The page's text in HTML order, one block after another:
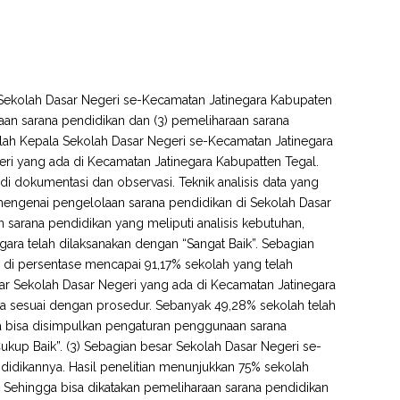
Dasar Negeri se-Kecamatan Jatinegara Kabupaten
sarana pendidikan dan (3) pemeliharaan sarana
Kepala Sekolah Dasar Negeri se-Kecamatan Jatinegara
yang ada di Kecamatan Jatinegara Kabupatten Tegal.
dan observasi. Teknik analisis data yang
pengelolaan sarana pendidikan di Sekolah Dasar
pendidikan yang meliputi analisis kebutuhan,
telah dilaksanakan dengan “Sangat Baik”. Sebagian
persentase mencapai 91,17% sekolah yang telah
Sekolah Dasar Negeri yang ada di Kecamatan Jatinegara
dengan prosedur. Sebanyak 49,28% sekolah telah
disimpulkan pengaturan penggunaan sarana
Baik”. (3) Sebagian besar Sekolah Dasar Negeri se-
Hasil penelitian menunjukkan 75% sekolah
bisa dikatakan pemeliharaan sarana pendidikan